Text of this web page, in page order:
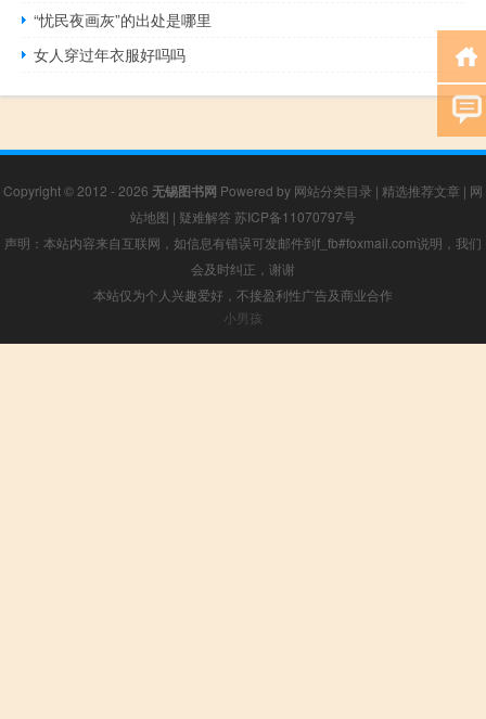
“忧民夜画灰”的出处是哪里
女人穿过年衣服好吗吗
Copyright © 2012 - 2026 无锡图书网 Powered by 网站分类目录 | 精选推荐文章 | 网
站地图 | 疑难解答 苏ICP备11070797号
声明：本站内容来自互联网，如信息有错误可发邮件到f_fb#foxmail.com说明，我们
会及时纠正，谢谢
本站仅为个人兴趣爱好，不接盈利性广告及商业合作
小男孩